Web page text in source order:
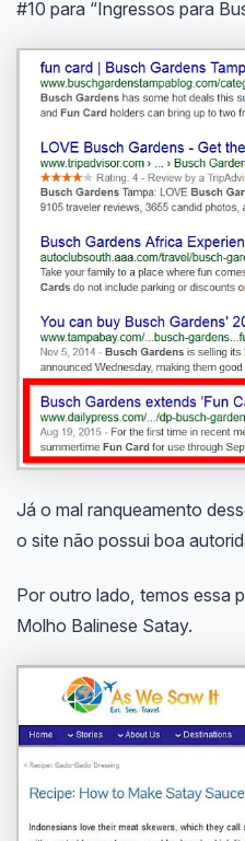
#10 para “Ingressos para
Já o mal ranqueamento
o site não possui boa
Por outro lado, temos essa
Molho Balinese Satay.